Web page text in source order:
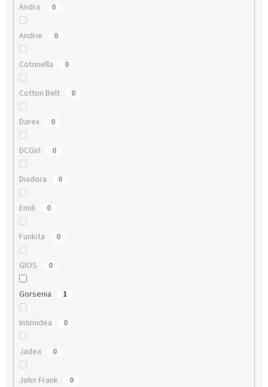
Andra 0
Andrie 0
Cotonella 0
Cotton Belt 0
Darex 0
DCGirl 0
Diadora 0
Emili 0
Funkita 0
GIOS 0
Gorsenia 1
Intimidea 0
Jadea 0
John Frank 0